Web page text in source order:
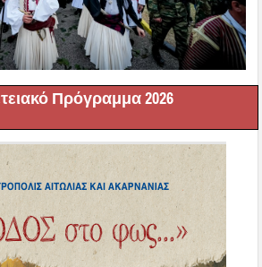
Πρόγραμμα 2026